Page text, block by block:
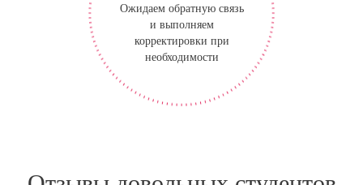
Ожидаем обратную связь
и выполняем
корректировки при
необходимости